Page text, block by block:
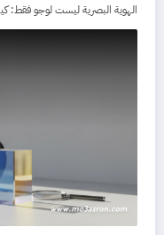
الهوية البصرية ليست لوجو فقط: